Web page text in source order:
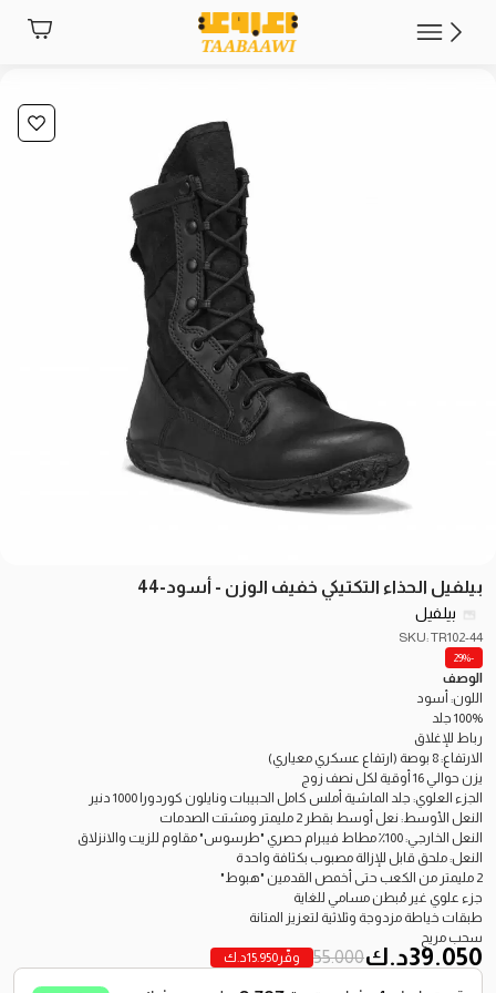
بيلفيل الحذاء التكتيكي خفيف الوزن - أسود-44
بيلفيل
SKU: TR102-44
-29%
الوصف
اللون: أسود
100% جلد
رباط للإغلاق
الارتفاع: 8 بوصة (ارتفاع عسكري معياري)
يزن حوالي 16 أوقية لكل نصف زوج
الجزء العلوي: جلد الماشية أملس كامل الحبيبات ونايلون كوردورا 1000 دنير
النعل الأوسط: نعل أوسط بقطر 2 مليمتر ومشتت الصدمات
النعل الخارجي: 100٪ مطاط فيبرام حصري "طرسوس" مقاوم للزيت والانزلاق
النعل: ملحق قابل للإزالة مصبوب بكثافة واحدة
2 مليمتر من الكعب حتى أخمص القدمين "هبوط"
جزء علوي غير مُبطن مسامي للغاية
طبقات خياطة مزدوجة وثلاثية لتعزيز المتانة
سحب مريح
وفّر 15.950د.ك 55.000 39.050د.ك